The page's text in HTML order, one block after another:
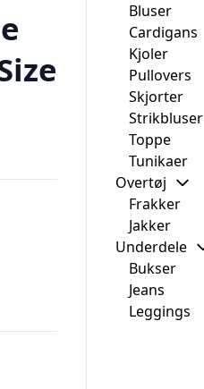
Bluser
Cardigans
Kjoler
Pullovers
Skjorter
Strikbluser
Toppe
Tunikaer
Overtøj
Frakker
Jakker
Underdele
Bukser
Jeans
Leggings